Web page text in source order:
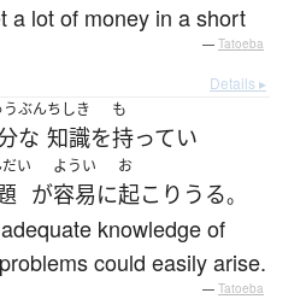
a lot of money in a short
— Tatoeba
Details ▸
うぶん
な
ちしき
知識を
も
持ってい
い
が
ようい
容易に
お
起こりうる。
knowledge of
could easily arise.
— Tatoeba